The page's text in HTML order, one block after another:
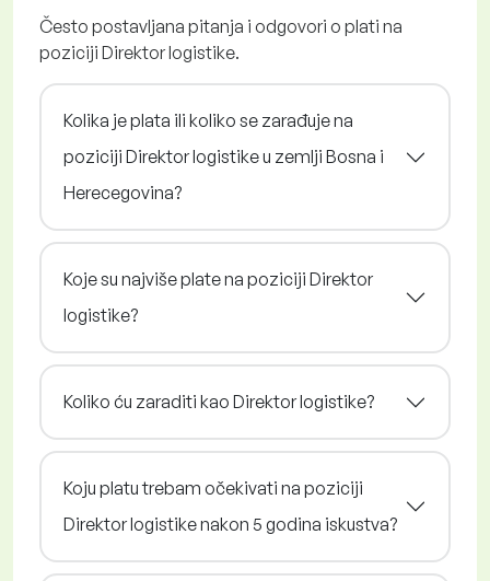
Često postavljana pitanja i odgovori o plati na
poziciji Direktor logistike.
Kolika je plata ili koliko se zarađuje na
poziciji Direktor logistike u zemlji Bosna i
Herecegovina?
Koje su najviše plate na poziciji Direktor
logistike?
Koliko ću zaraditi kao Direktor logistike?
Koju platu trebam očekivati na poziciji
Direktor logistike nakon 5 godina iskustva?